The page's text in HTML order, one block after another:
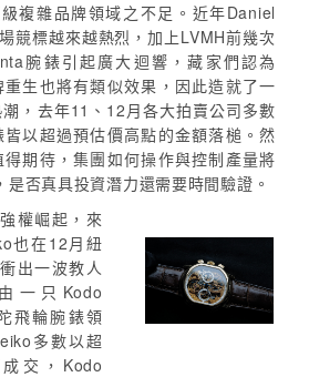
複雜品牌領域之不足。近年Daniel
競標越來越熱烈，加上LVMH前幾次
腕錶引起廣大迴響，藏家們認為
生也將有類似效果，因此造就了一
，去年11、12月各大拍賣公司多數
以超過預估價高點的金額落槌。然
期待，集團如何操作與控制產量將
否真具投資潛力還需要時間驗證。
權崛起，來
也在12月紐
出一波教人
一只Kodo
飛輪腕錶領
多數以超
交，Kodo